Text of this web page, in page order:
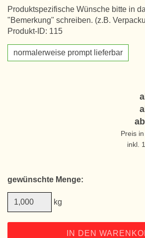
Produktspezifische Wünsche bitte in
"Bemerkung" schreiben. (z.B.
Produkt-ID: 115
normalerweise prompt lieferbar
Preis
inkl.
gewünschte Menge:
kg
IN DEN